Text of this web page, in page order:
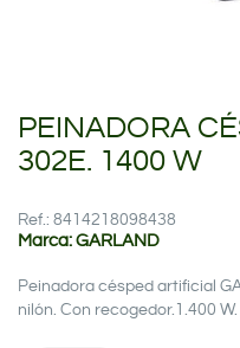
PEINADORA
302E. 1400 W
Ref.: 8414218098438
Marca: GARLAND
Peinadora césped artificial
nilón. Con recogedor.1.400